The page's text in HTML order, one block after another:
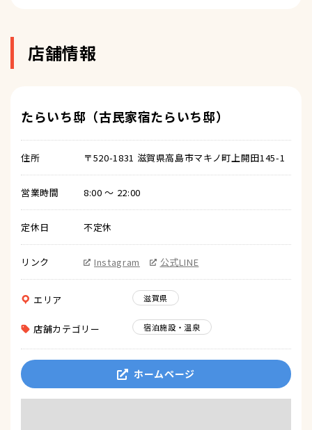
店舗情報
たらいち邸（古民家宿たらいち邸）
住所 〒520-1831 滋賀県高島市マキノ町上開田145-1
営業時間 8:00 〜 22:00
定休日 不定休
リンク Instagram 公式LINE
エリア 滋賀県
店舗カテゴリー 宿泊施設・温泉
ホームページ